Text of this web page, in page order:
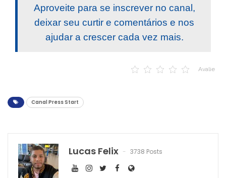
Aproveite para se inscrever no canal,
deixar seu curtir e comentários e nos
ajudar a crescer cada vez mais.
Avalie
Canal Press Start
Lucas Felix 3738 Posts